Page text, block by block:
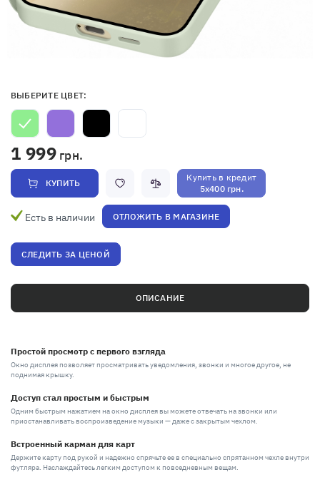
ВЫБЕРИТЕ ЦВЕТ:
1 999 грн.
КУПИТЬ
Купить в кредит
5x400 грн.
Есть в наличии ОТЛОЖИТЬ В МАГАЗИНЕ
СЛЕДИТЬ ЗА ЦЕНОЙ
ОПИСАНИЕ
Простой просмотр с первого взгляда
Окно дисплея позволяет просматривать уведомления, звонки и многое другое, не
поднимая крышку.
Доступ стал простым и быстрым
Одним быстрым нажатием на окно дисплея вы можете отвечать на звонки или
приостанавливать воспроизведение музыки — даже с закрытым чехлом.
Встроенный карман для карт
Держите карту под рукой и надежно спрячьте ее в специально спрятанном чехле внутри
футляра. Наслаждайтесь легким доступом к повседневным вещам.